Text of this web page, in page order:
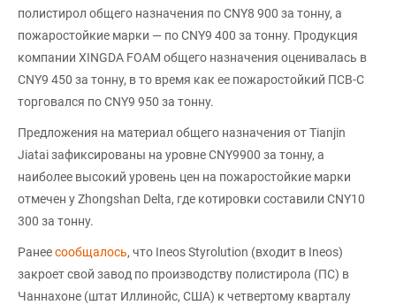
полистирол общего назначения по CNY8 900 за тонну, а
пожаростойкие марки — по CNY9 400 за тонну. Продукция
компании XINGDA FOAM общего назначения оценивалась в
CNY9 450 за тонну, в то время как ее пожаростойкий ПСВ-С
торговался по CNY9 950 за тонну.
Предложения на материал общего назначения от Tianjin
Jiatai зафиксированы на уровне CNY9900 за тонну, а
наиболее высокий уровень цен на пожаростойкие марки
отмечен у Zhongshan Delta, где котировки составили CNY10
300 за тонну.
Ранеесообщалось, что Ineos Styrolution (входит в Ineos)
закроет свой завод по производству полистирола (ПС) в
Чаннахоне (штат Иллинойс, США) к четвертому кварталу